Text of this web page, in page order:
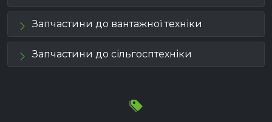
Запчастини до вантажної техніки
Запчастини до сільгосптехніки